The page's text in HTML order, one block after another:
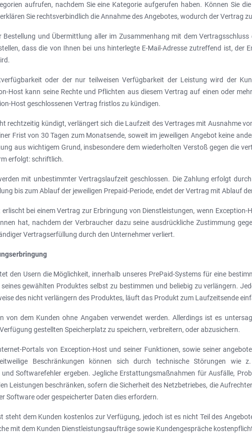
aufrufen, nachdem Sie eine Kategorie aufgerufen haben. Können Sie
Sie rechtsverbindlich die Annahme des Angebotes, wodurch der Vertrag
Bestellung und Übermittlung aller im Zusammenhang mit dem
dass die von Ihnen bei uns hinterlegte E-Mail-Adresse zutreffend ist,
oder der nur teilweisen Verfügbarkeit der Leistung wird der
Host kann seine Rechte und Pflichten aus diesem Vertrag auf einen oder
Host geschlossenen Vertrag fristlos zu kündigen.
rechtzeitig kündigt, verlängert sich die Laufzeit des Vertrages mit Ausnahme
Frist von 30 Tagen zum Monatsende, soweit im jeweiligen Angebot keine
aus wichtigem Grund, insbesondere dem wiederholten Verstoß gegen die
erfolgt: schriftlich.
mit unbestimmter Vertragslaufzeit geschlossen. Die Zahlung erfolgt
bis zum Ablauf der jeweiligen Prepaid-Periode, endet der Vertrag mit Ablauf
bei einem Vertrag zur Erbringung von Dienstleistungen, wenn
hat, nachdem der Verbraucher dazu seine ausdrückliche Zustimmung
Vertragserfüllung durch den Unternehmer verliert.
den Usern die Möglichkeit, innerhalb unseres PrePaid-Systems für eine
gewählten Produktes selbst zu bestimmen und beliebig zu verlängern.
des nicht verlängern des Produktes, läuft das Produkt zum Laufzeitsende
von dem Kunden ohne Angaben verwendet werden. Allerdings ist es
gestellten Speicherplatz zu speichern, verbreitern, oder abzusichern.
Portals von Exception-Host und seiner Funktionen, sowie seiner
Beschränkungen können sich durch technische Störungen wie
Softwarefehler ergeben. Jegliche Erstattungsmaßnahmen für Ausfälle,
Leistungen beschränken, sofern die Sicherheit des Netzbetriebes, die
Software oder gespeicherter Daten dies erfordern.
steht dem Kunden kostenlos zur Verfügung, jedoch ist es nicht Teil des
mit dem Kunden Dienstleistungsaufträge sowie Kundengespräche